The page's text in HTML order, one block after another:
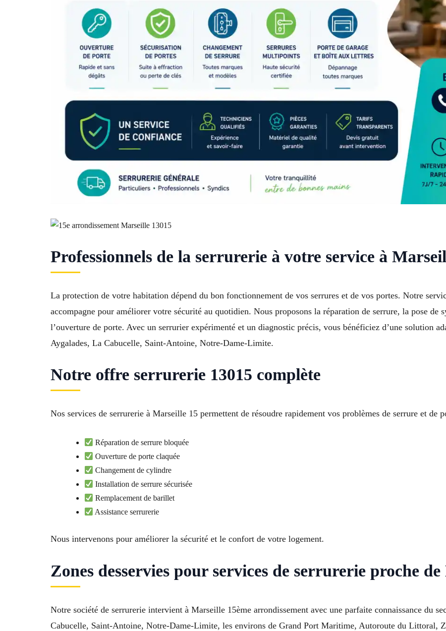
Professionnels de la serrurerie à votre service à
La protection de votre habitation dépend du bon fonctionnement de vos serrures et de vos portes. Notre
accompagne pour améliorer votre sécurité au quotidien. Nous proposons la réparation de serrure, la pose de
l’ouverture de porte. Avec un serrurier expérimenté et un diagnostic précis, vous bénéficiez d’une solution
Aygalades, La Cabucelle, Saint-Antoine, Notre-Dame-Limite.
Notre offre serrurerie 13015 complète
Nos services de serrurerie à Marseille 15 permettent de résoudre rapidement vos problèmes de serrure et de
Réparation de serrure bloquée
Ouverture de porte claquée
Changement de cylindre
Installation de serrure sécurisée
Remplacement de barillet
Assistance serrurerie
Nous intervenons pour améliorer la sécurité et le confort de votre logement.
Zones desservies pour services de serrurerie proche
Notre société de serrurerie intervient à Marseille 15ème arrondissement avec une parfaite connaissance du
Cabucelle, Saint-Antoine, Notre-Dame-Limite, les environs de Grand Port Maritime, Autoroute du Littoral,